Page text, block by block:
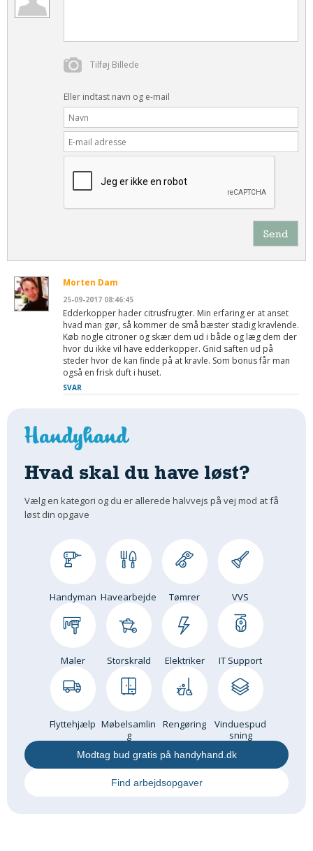
Tilføj Billede
Eller indtast navn og e-mail
Send
Morten Dam
25-09-2017 08:46:45
Edderkopper hader citrusfrugter. Min erfaring er at anset
hvad man gør, så kommer de små bæster stadig kravlende.
Køb nogle citroner og skær dem ud i både og læg dem der
hvor du ikke vil have edderkopper. Gnid saften ud på
steder hvor de kan finde på at kravle. Som bonus får man
også en frisk duft i huset.
SVAR
Hvad skal du have løst?
Vælg en kategori og du er allerede halvvejs på vej mod at få
løst din opgave
Handyman Havearbejde Tømrer VVS
Maler Storskrald Elektriker IT Support
Flyttehjælp Møbelsamlin
g
Rengøring
Vinduespud
sning
Modtag bud gratis på handyhand.dk
Find arbejdsopgaver